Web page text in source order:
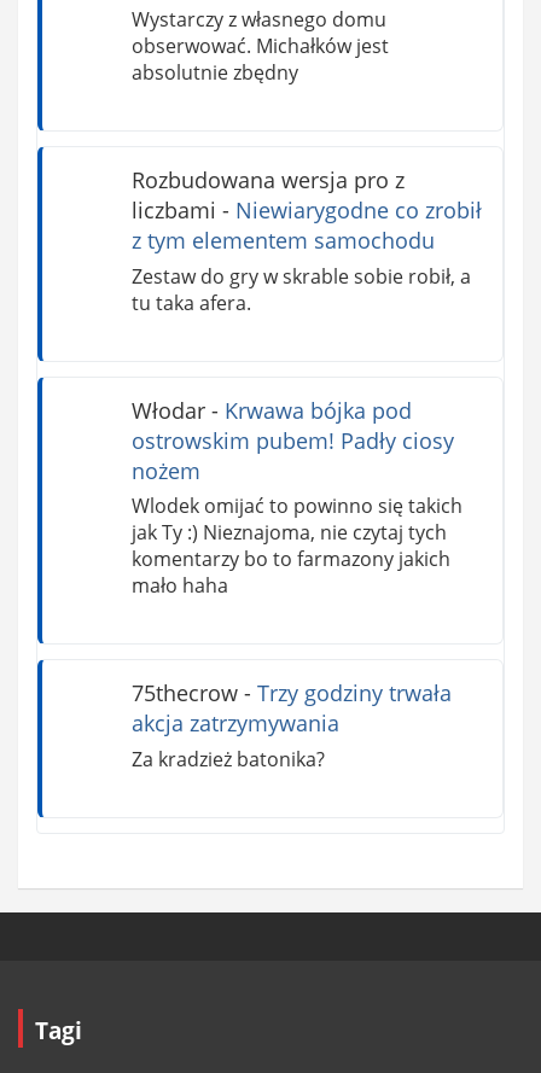
Wystarczy z własnego domu
obserwować. Michałków jest
absolutnie zbędny
Rozbudowana wersja pro z
liczbami - Niewiarygodne co zrobił
z tym elementem samochodu
Zestaw do gry w skrable sobie robił, a
tu taka afera.
Włodar- Krwawa bójka pod
ostrowskim pubem! Padły ciosy
nożem
Wlodek omijać to powinno się takich
jak Ty :) Nieznajoma, nie czytaj tych
komentarzy bo to farmazony jakich
mało haha
75thecrow- Trzy godziny trwała
akcja zatrzymywania
Za kradzież batonika?
Tagi